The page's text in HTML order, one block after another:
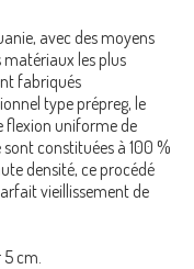
avec des moyens
les plus
fabriqués
type prépreg, le
flexion uniforme de
constituées à 100 %
densité, ce procédé
vieillissement de
cm.